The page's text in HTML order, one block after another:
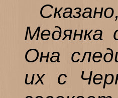
Медянка
Она
их с